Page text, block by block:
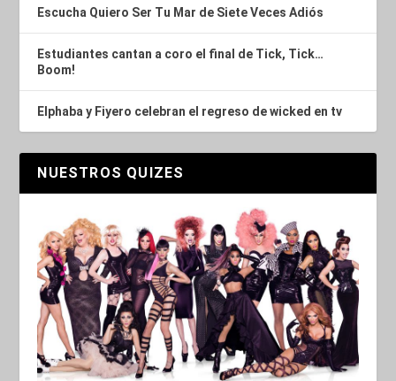
Escucha Quiero Ser Tu Mar de Siete Veces Adiós
Estudiantes cantan a coro el final de Tick, Tick…
Boom!
Elphaba y Fiyero celebran el regreso de wicked en tv
NUESTROS QUIZES